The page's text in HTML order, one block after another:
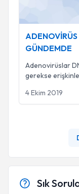
GÜNDEMDE
Adenovirüslar DNA virüsları olup ,gerek çocuk ve
gerekse
4 Ekim 2019
Sık